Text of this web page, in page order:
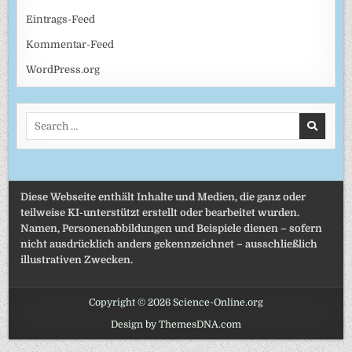
Eintrags-Feed
Kommentar-Feed
WordPress.org
Diese Webseite enthält Inhalte und Medien, die ganz oder
teilweise KI-unterstützt erstellt oder bearbeitet wurden.
Namen, Personenabbildungen und Beispiele dienen – sofern
nicht ausdrücklich anders gekennzeichnet – ausschließlich
illustrativen Zwecken.
Copyright © 2026 Science-Online.org
Design by ThemesDNA.com